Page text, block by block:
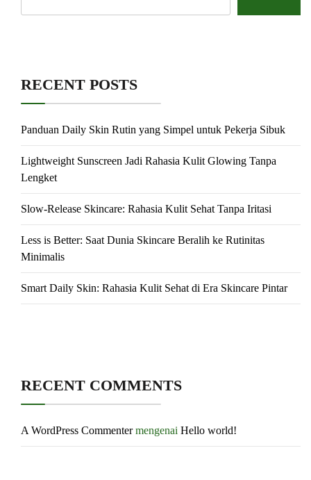
RECENT POSTS
Panduan Daily Skin Rutin yang Simpel untuk Pekerja Sibuk
Lightweight Sunscreen Jadi Rahasia Kulit Glowing Tanpa
Lengket
Slow-Release Skincare: Rahasia Kulit Sehat Tanpa Iritasi
Less is Better: Saat Dunia Skincare Beralih ke Rutinitas
Minimalis
Smart Daily Skin: Rahasia Kulit Sehat di Era Skincare Pintar
RECENT COMMENTS
A WordPress Commentermengenai Hello world!